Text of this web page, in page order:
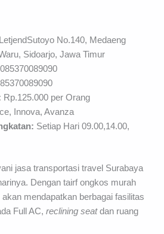
No.140, Medaeng
Sidoarjo, Jawa Timur
085370089090
Rp.125.000 per Orang
Innova, Avanza
Setiap Hari 09.00,14.00,
jasa transportasi travel Surabaya
Dengan tairf ongkos murah
mendapatkan berbagai fasilitas
Full AC,reclining seatdan ruang